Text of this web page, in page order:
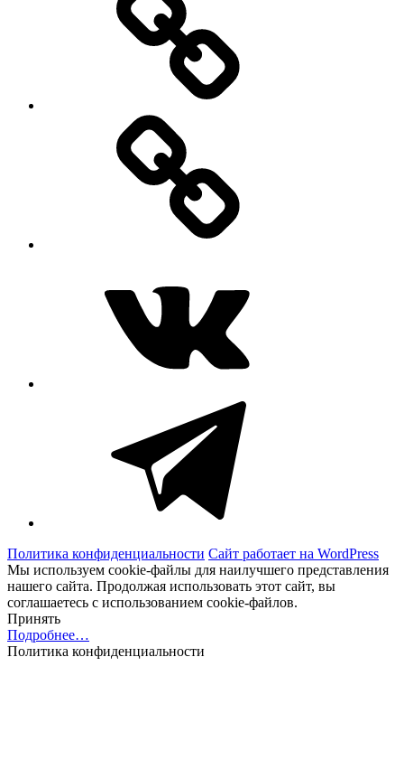
Политика конфиденциальности Сайт работает на WordPress
Мы используем cookie-файлы для наилучшего представления
нашего сайта. Продолжая использовать этот сайт, вы
соглашаетесь с использованием cookie-файлов.
Принять
Подробнее…
Политика конфиденциальности